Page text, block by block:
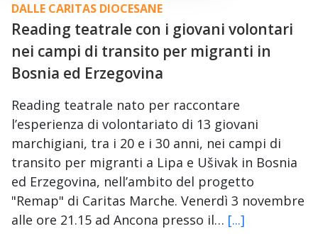
DALLE CARITAS DIOCESANE
Reading teatrale con i giovani volontari
nei campi di transito per migranti in
Bosnia ed Erzegovina
Reading teatrale nato per raccontare
l’esperienza di volontariato di 13 giovani
marchigiani, tra i 20 e i 30 anni, nei campi di
transito per migranti a Lipa e Ušivak in Bosnia
ed Erzegovina, nell’ambito del progetto
"Remap" di Caritas Marche. Venerdì 3 novembre
alle ore 21.15 ad Ancona presso il… [...]